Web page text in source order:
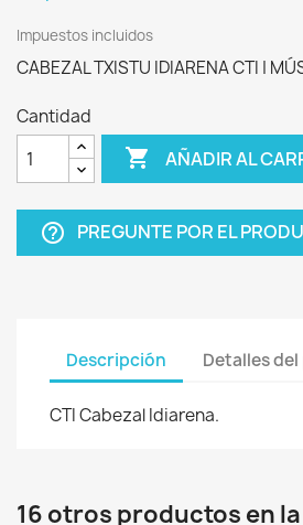
Impuestos incluidos
CABEZAL TXISTU IDIARENA CTI |
Cantidad
 AÑADIR AL
help_outline PREGUNTE POR EL
Descripción Detalles
CTI Cabezal Idiarena.
16 otros productos en